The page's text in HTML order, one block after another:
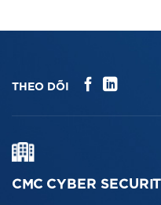
THEO DÕI
CMC CYBER